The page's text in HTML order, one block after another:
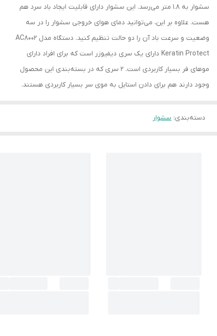
سشوار به 1.8 متر می‌رسد. این سشوار دارای قابلیت ایجاد باد سرد هم
هست. علاوه بر این، می‌توانید دمای هوای خروجی سشوار را در سه
وضعیت و سرعت باد آن را دو حالت تنظیم کنید. دستگاه مدل AC8002
Keratin Protect دارای یک سری دیفیوزر است که برای افراد دارای
موهای فر بسیار کاربردی است. 2 سری که در بسته‌بندی این محصول
وجود دارند هم برای دادن استایل به موی سر بسیار کاربردی هستند.
دسته‌بندی: سشوار